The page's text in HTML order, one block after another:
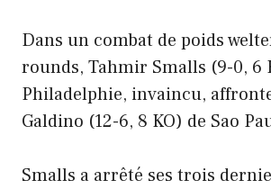
Dans un combat de poids
rounds, Tahmir Smalls (9-0, 6
Philadelphie, invaincu,
Galdino (12-6, 8 KO) de Sao
Smalls a arrêté ses trois